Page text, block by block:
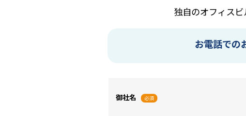
独自のオフィス
お電話での
御社名 必須